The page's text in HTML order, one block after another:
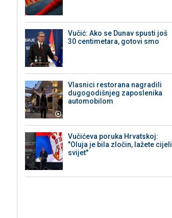
Vučić: Ako se Dunav spusti još
30 centimetara, gotovi smo
Vlasnici restorana nagradili
dugogodišnjeg zaposlenika
automobilom
Vučićeva poruka Hrvatskoj:
"Oluja je bila zločin, lažete cijeli
svijet"